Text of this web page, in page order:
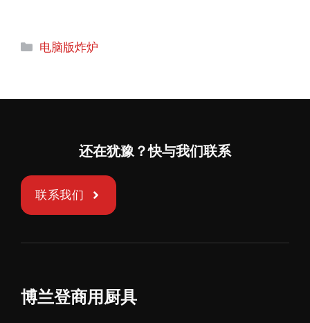
分
电脑版炸炉
还在犹豫？快与我们联系
联系我们
博兰登商用厨具